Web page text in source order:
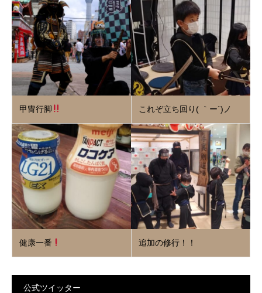
甲冑行脚 これぞ立ち回り( ｀ー´)ノ
健康一番 追加の修行！！
公式ツイッター